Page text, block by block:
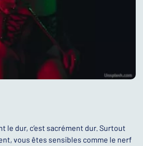
le dur, c’est sacrément dur. Surtout
vous êtes sensibles comme le nerf